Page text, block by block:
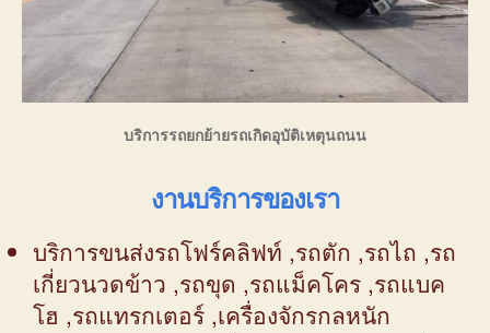
บริการรถยกย้ายรถเกิดอุบัติเหตุนถนน
งานบริการของเรา
บริการขนส่งรถโฟร์คลิฟท์ ,รถตัก ,รถไถ ,รถ
เกี่ยวนวดข้าว ,รถขุด ,รถแม็คโคร ,รถแบค
โฮ ,รถแทรกเตอร์ ,เครื่องจักรกลหนัก